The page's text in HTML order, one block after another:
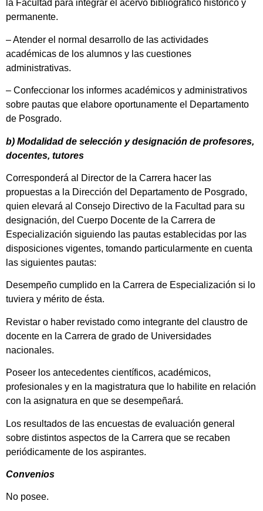
la Facultad para integrar el acervo bibliográfico histórico y
permanente.
– Atender el normal desarrollo de las actividades
académicas de los alumnos y las cuestiones
administrativas.
– Confeccionar los informes académicos y administrativos
sobre pautas que elabore oportunamente el Departamento
de Posgrado.
b) Modalidad de selección y designación de profesores,
docentes, tutores
Corresponderá al Director de la Carrera hacer las
propuestas a la Dirección del Departamento de Posgrado,
quien elevará al Consejo Directivo de la Facultad para su
designación, del Cuerpo Docente de la Carrera de
Especialización siguiendo las pautas establecidas por las
disposiciones vigentes, tomando particularmente en cuenta
las siguientes pautas:
Desempeño cumplido en la Carrera de Especialización si lo
tuviera y mérito de ésta.
Revistar o haber revistado como integrante del claustro de
docente en la Carrera de grado de Universidades
nacionales.
Poseer los antecedentes científicos, académicos,
profesionales y en la magistratura que lo habilite en relación
con la asignatura en que se desempeñará.
Los resultados de las encuestas de evaluación general
sobre distintos aspectos de la Carrera que se recaben
periódicamente de los aspirantes.
Convenios
No posee.